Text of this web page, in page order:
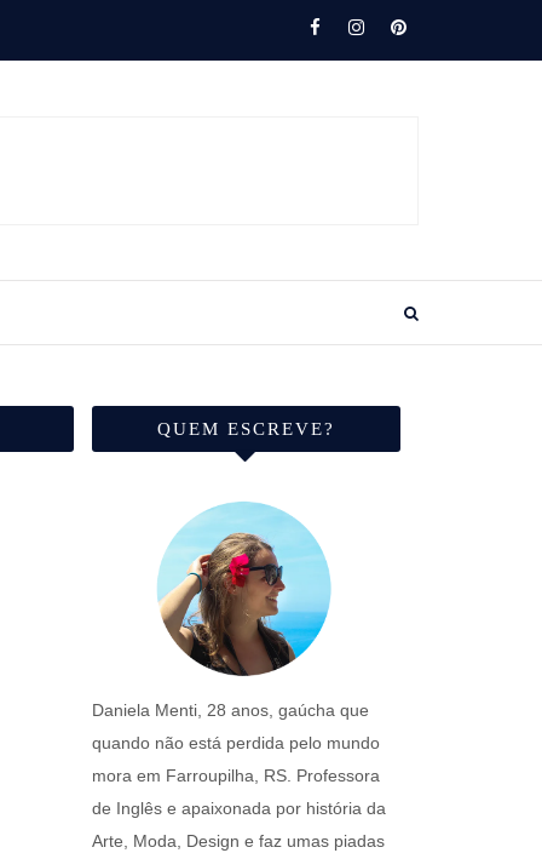
QUEM ESCREVE?
Daniela Menti, 28 anos, gaúcha que
quando não está perdida pelo mundo
mora em Farroupilha, RS. Professora
de Inglês e apaixonada por história da
Arte, Moda, Design e faz umas piadas